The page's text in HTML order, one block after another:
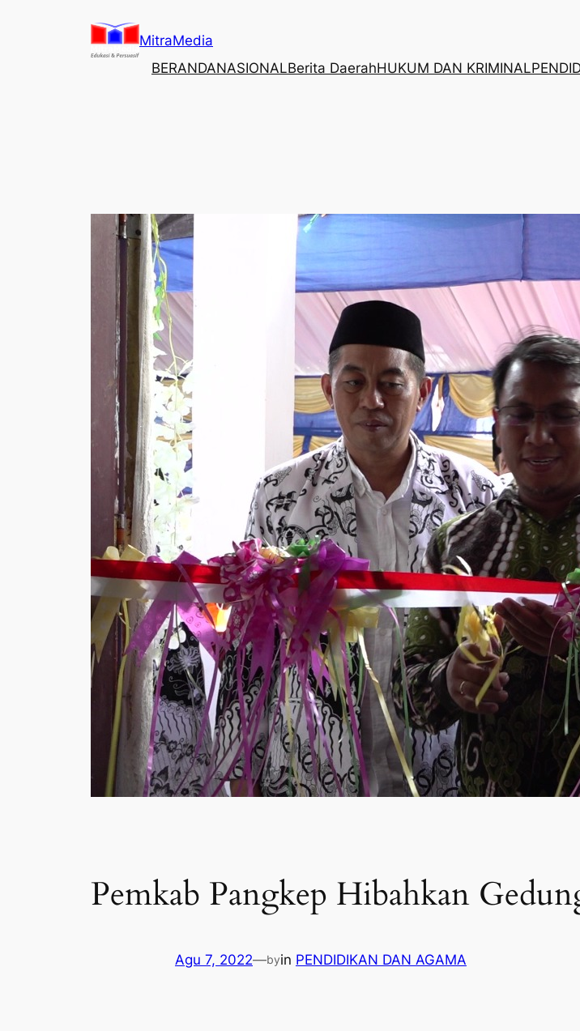
MitraMedia
BERANDANASIONALBerita DaerahHUKUM DAN KRIMINAL
Pemkab Pangkep Hibahkan
Agu 7, 2022—byin PENDIDIKAN DAN AGAMA